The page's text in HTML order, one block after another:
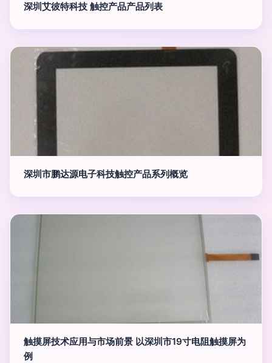
深圳艾彼特科技 触控产品产品列表
深圳市鹏达源电子科技触控产品系列概览
触摸屏技术应用与市场前景 以深圳市19寸电阻触摸屏为
例